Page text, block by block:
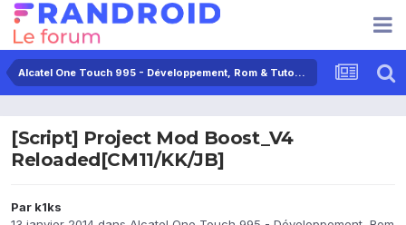
Alcatel One Touch 995 - Développement, Rom & Tutoriels
[Script] Project Mod Boost_V4
Reloaded[CM11/KK/JB]
Par k1ks